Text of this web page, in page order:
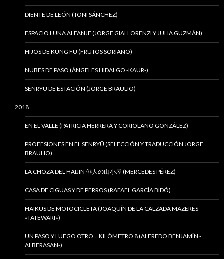
DIENTE DE LEÓN (TOÑI SÁNCHEZ)
ESPACIO LUNA ALFANJE (JORGE GIALLORENZI Y JULIA GUZMÁN)
HIJOS DE KUNG FU (FRUTOS SORIANO)
NUBES DE PASO (ÁNGELES HIDALGO -KAUR-)
SENRYU DE ESTACIÓN (JORGE BRAULIO)
2018
EN EL VALLE (PATRICIA HERRERA Y CORIOLANO GONZÁLEZ)
PROFESIONES EN EL SENRYÛ (SELECCIÓN Y TRADUCCIÓN JORGE
BRAULIO)
LA CHOZA DEL HAIJIN 俳人の山小屋 (MERCEDES PÉREZ)
CASA DE CIGUAS Y DE PERROS (RAFAEL GARCÍA BIDÓ)
HAIKUS DE MOTOCICLETA (JOAQUÍN DE LA CALZADA MAZERES
«TATEWARI»)
UN PASO Y LUEGO OTRO… KILÓMETRO 8 (ALFREDO BENJAMÍN -
ALBERASAN-)